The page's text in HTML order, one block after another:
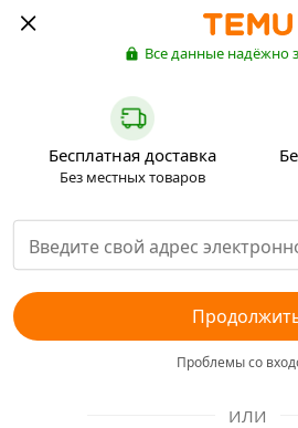
Все данные
Бесплатная доставка
Без местных товаров
Проблемы со
ИЛИ